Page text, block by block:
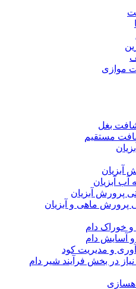
موازی
بغل
مستقیم
آبزیان
آب آبزیان
پرورش آبزیان
پرورش ماهی و آبزیان
و خوراک دام
و آسایش دام
و مدیریت کود
در بخش فرآیند شیر دام